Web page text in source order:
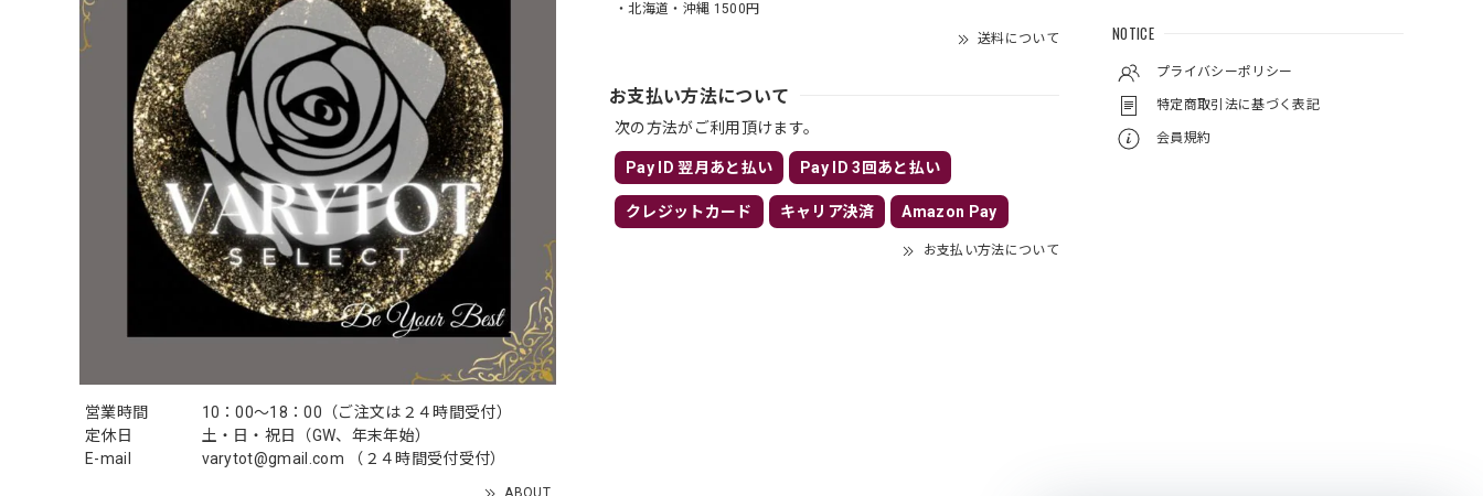
営業時間
10：00〜18：00（ご注文は２４時間受付）
定休日
土・日・祝日（GW、年末年始）
E-mail
varytot@gmail.com （２４時間受付受付）
・北海道・沖縄 1500円
送料について
お支払い方法について
次の方法がご利用頂けます。
Pay ID 翌月あと払い Pay ID 3回あと払い
クレジットカード キャリア決済 Amazon Pay
お支払い方法について
NOTICE
プライバシーポリシー
特定商取引法に基づく表記
会員規約